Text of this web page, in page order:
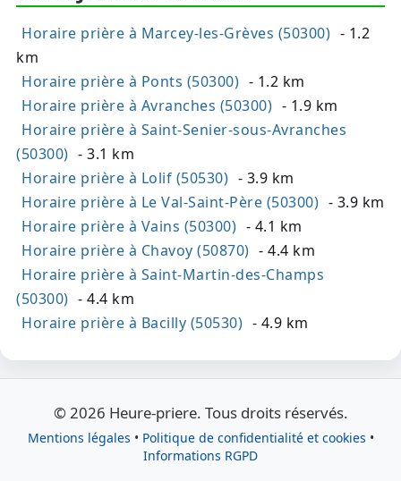
Horaire prière à Marcey-les-Grèves (50300) - 1.2
km
Horaire prière à Ponts (50300) - 1.2 km
Horaire prière à Avranches (50300) - 1.9 km
Horaire prière à Saint-Senier-sous-Avranches
(50300) - 3.1 km
Horaire prière à Lolif (50530) - 3.9 km
Horaire prière à Le Val-Saint-Père (50300) - 3.9 km
Horaire prière à Vains (50300) - 4.1 km
Horaire prière à Chavoy (50870) - 4.4 km
Horaire prière à Saint-Martin-des-Champs
(50300) - 4.4 km
Horaire prière à Bacilly (50530) - 4.9 km
© 2026 Heure-priere. Tous droits réservés.
Mentions légales • Politique de confidentialité et cookies •
Informations RGPD